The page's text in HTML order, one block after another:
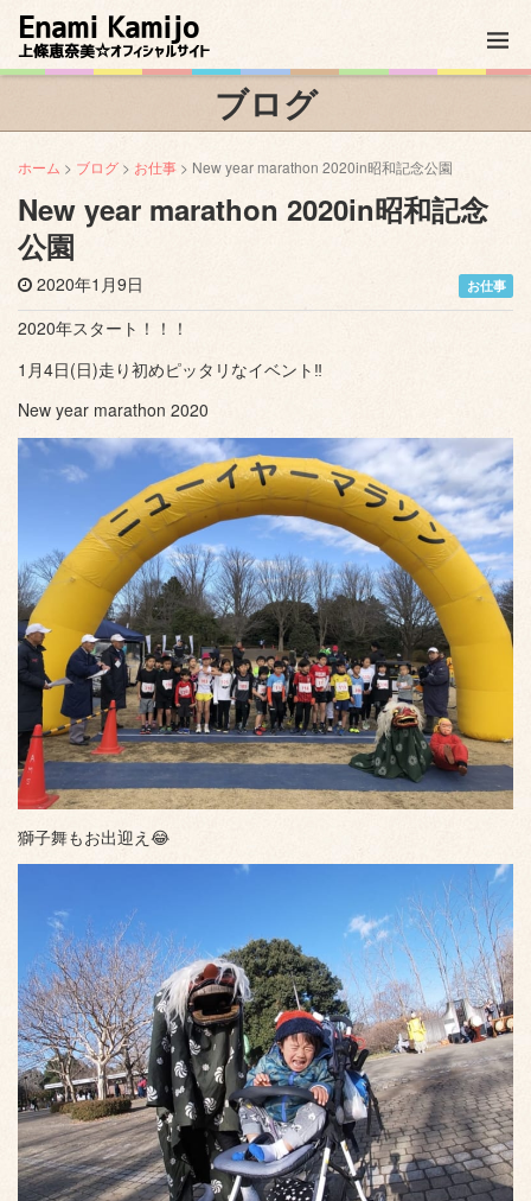
Enami Kamijo
上條恵奈美☆オフィシャルサイト
ブログ
ホーム > ブログ > お仕事 > New year marathon 2020in昭和記念公園
New year marathon 2020in昭和記念
公園
2020年1月9日 お仕事
2020年スタート！！！
1月4日(日)走り初めピッタリなイベント‼️
New year marathon 2020
獅子舞もお出迎え😂